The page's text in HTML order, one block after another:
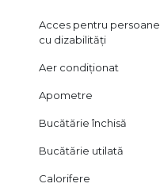
Acces pentru persoane
cu dizabilități
Aer condiționat
Apometre
Bucătărie închisă
Bucătărie utilată
Calorifere